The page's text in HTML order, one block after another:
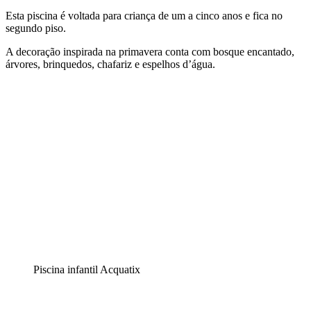
Esta piscina é voltada para criança de um a cinco anos e fica no
segundo piso.
A decoração inspirada na primavera conta com bosque encantado,
árvores, brinquedos, chafariz e espelhos d’água.
Piscina infantil Acquatix